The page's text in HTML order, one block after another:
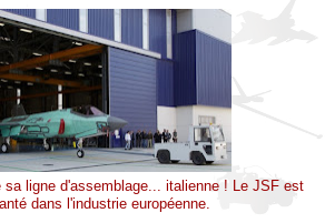
sa ligne d'assemblage... italienne ! Le JSF est
dans l'industrie européenne.